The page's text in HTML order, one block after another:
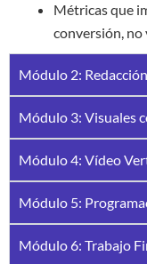
Métricas que
conversión,
Módulo 2:
Módulo 3: Visuales
Módulo 4: Vídeo
Módulo 5:
Módulo 6: Trabajo